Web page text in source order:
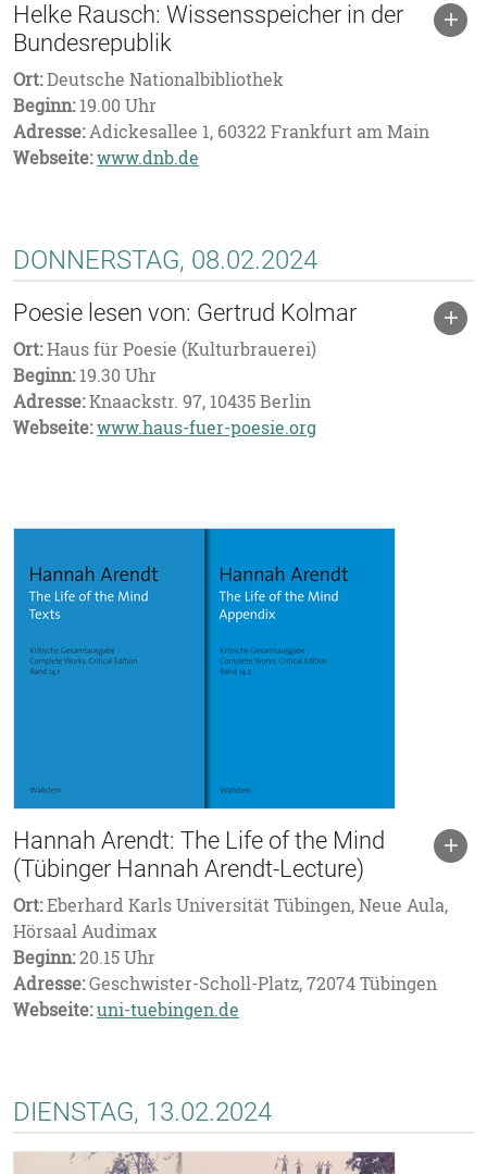
Helke Rausch: Wissensspeicher in der
Bundesrepublik
Ort:Deutsche Nationalbibliothek
Beginn:19.00 Uhr
Adresse:Adickesallee 1, 60322 Frankfurt am Main
Webseite:www.dnb.de
DONNERSTAG, 08.02.2024
Poesie lesen von: Gertrud Kolmar
Ort:Haus für Poesie (Kulturbrauerei)
Beginn:19.30 Uhr
Adresse:Knaackstr. 97, 10435 Berlin
Webseite:www.haus-fuer-poesie.org
Hannah Arendt: The Life of the Mind
(Tübinger Hannah Arendt-Lecture)
Ort:Eberhard Karls Universität Tübingen, Neue Aula,
Hörsaal Audimax
Beginn:20.15 Uhr
Adresse:Geschwister-Scholl-Platz, 72074 Tübingen
Webseite:uni-tuebingen.de
DIENSTAG, 13.02.2024